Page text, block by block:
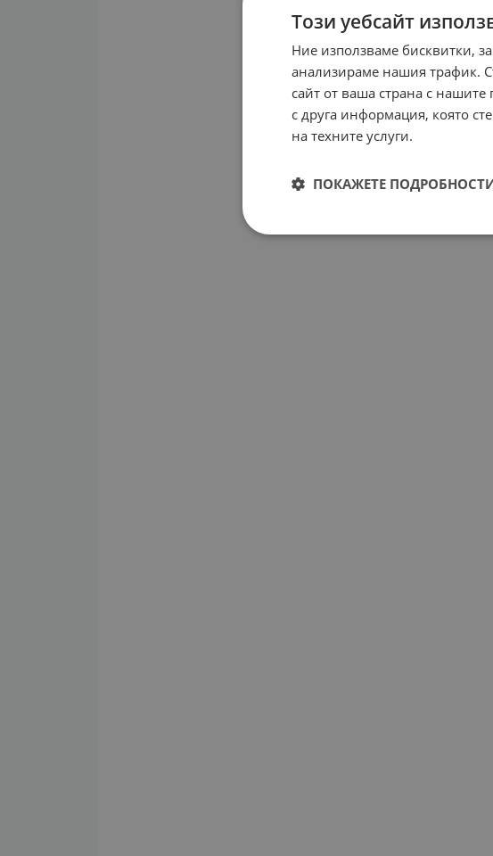
Този уебсайт
Ние използваме бисквитки,
анализираме нашия трафик.
сайт от ваша страна с
с друга информация, която
на техните услуги.
ПОКАЖЕТЕ